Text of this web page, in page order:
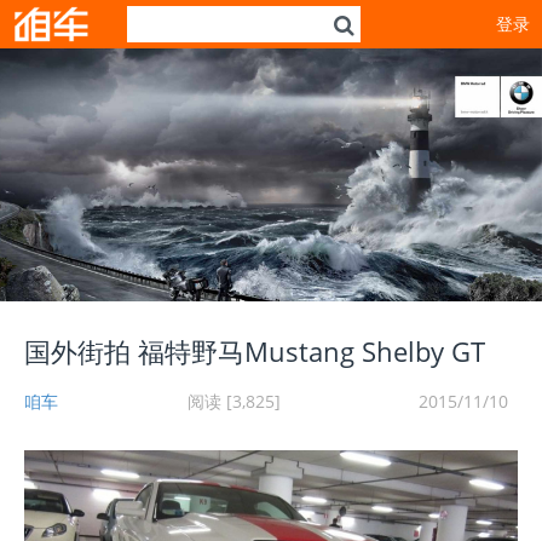
登录
国外街拍 福特野马Mustang Shelby GT
咱车 阅读 [3,825] 2015/11/10